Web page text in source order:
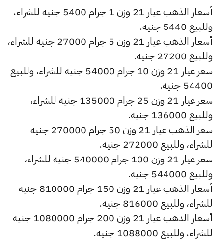
أسعار الذهب عيار 21 وزن 1 جرام 5400 جنيه للشراء،
وللبيع 5440 جنيه.
أسعار الذهب عيار 21 وزن 5 جرام 27000 جنيه للشراء،
وللبيع 27200 جنيه.
سعر عيار 21 وزن 10 جرام 54000 جنيه للشراء، وللبيع
54400 جنيه.
سعر عيار 21 وزن 25 جرام 135000 جنيه للشراء،
وللبيع 136000 جنيه.
سعر الذهب عيار 21 وزن 50 جرام 270000 جنيه
للشراء، وللبيع 272000 جنيه.
سعر عيار 21 وزن 100 جرام 540000 جنيه للشراء،
وللبيع 544000 جنيه.
أسعار الذهب عيار 21 وزن 150 جرام 810000 جنيه
للشراء، وللبيع 816000 جنيه.
أسعار الذهب عيار 21 وزن 200 جرام 1080000 جنيه
للشراء، وللبيع 1088000 جنيه.